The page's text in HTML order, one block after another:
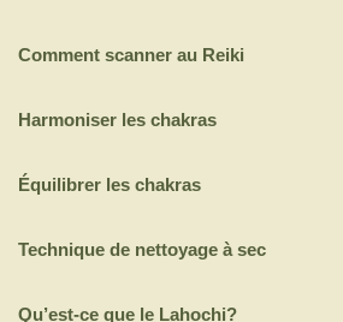
Comment scanner au Reiki
Harmoniser les chakras
Équilibrer les chakras
Technique de nettoyage à sec
Qu’est-ce que le Lahochi?